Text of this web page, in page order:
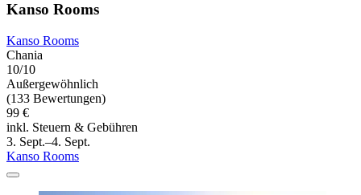
Kanso Rooms
Kanso Rooms
Chania
10/10
Außergewöhnlich
(133 Bewertungen)
99 €
inkl. Steuern & Gebühren
3. Sept.–4. Sept.
Kanso Rooms